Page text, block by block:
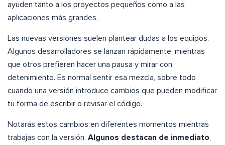
ayuden tanto a los proyectos pequeños como a las
aplicaciones más grandes.
Las nuevas versiones suelen plantear dudas a los equipos.
Algunos desarrolladores se lanzan rápidamente, mientras
que otros prefieren hacer una pausa y mirar con
detenimiento. Es normal sentir esa mezcla, sobre todo
cuando una versión introduce cambios que pueden modificar
tu forma de escribir o revisar el código.
Notarás estos cambios en diferentes momentos mientras
trabajas con la versión. Algunos destacan de inmediato,